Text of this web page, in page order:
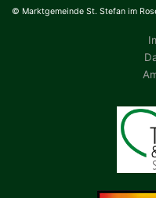
© Marktgemeinde St. Stefan im